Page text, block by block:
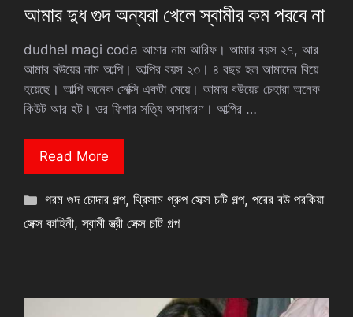
আমার দুধ গুদ অন্যরা খেলে স্বামীর কম পরবে না
dudhel magi coda আমার নাম আরিফ। আমার বয়স ২৭, আর
আমার বউয়ের নাম আল্পি। আল্পির বয়স ২৩। ৪ বছর হল আমাদের বিয়ে
হয়েছে। আল্পি অনেক সেক্সি একটা মেয়ে। আমার বউয়ের চেহারা অনেক
কিউট আর হট। ওর ফিগার সত্যি অসাধারণ। আল্পির …
Read More
Categories
গরম গুদ চোদার গল্প,থ্রিসাম গ্রুপ সেক্স চটি গল্প,পরের বউ পরকিয়া
সেক্স কাহিনী,স্বামী স্ত্রী সেক্স চটি গল্প